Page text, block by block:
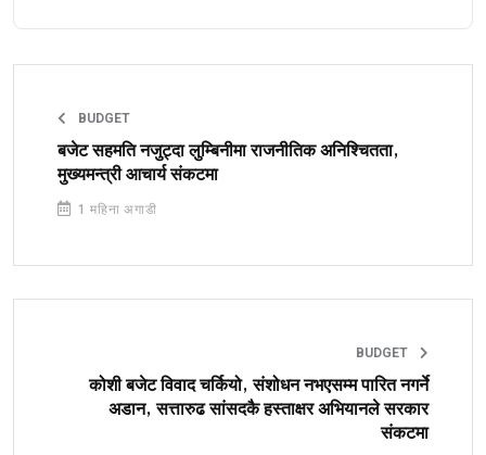
BUDGET
बजेट सहमति नजुट्दा लुम्बिनीमा राजनीतिक अनिश्चितता,
मुख्यमन्त्री आचार्य संकटमा
1 महिना अगाडी
BUDGET
कोशी बजेट विवाद चर्कियो, संशोधन नभएसम्म पारित नगर्ने
अडान, सत्तारुढ सांसदकै हस्ताक्षर अभियानले सरकार
संकटमा